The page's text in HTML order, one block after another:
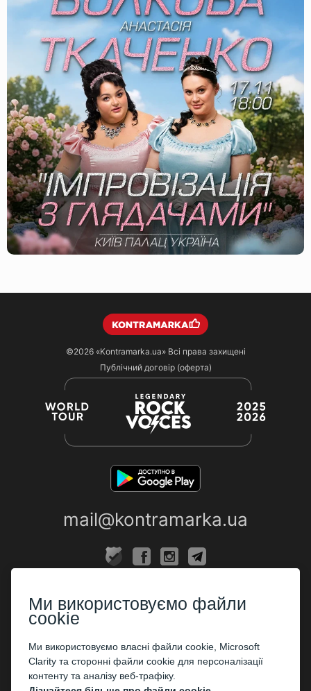
©2026 «Kontramarka.ua»Всі права захищені
Публічний договір (оферта)
mail@kontramarka.ua
Каси
ПАРТНЕРАМ
Організаторам
Корпоративним клієнтам
Ми використовуємо файли
cookie
Ми використовуємо власні файли cookie, Microsoft
Clarity та сторонні файли cookie для персоналізації
контенту та аналізу веб-трафіку.